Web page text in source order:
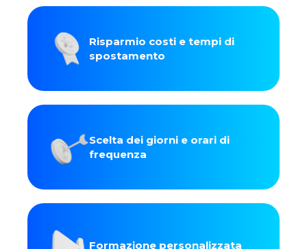
Risparmio costi e tempi di
spostamento
Scelta dei giorni e orari di
frequenza
Formazione personalizzata